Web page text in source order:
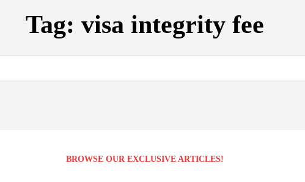
Tag: visa integrity fee
BROWSE OUR EXCLUSIVE ARTICLES!